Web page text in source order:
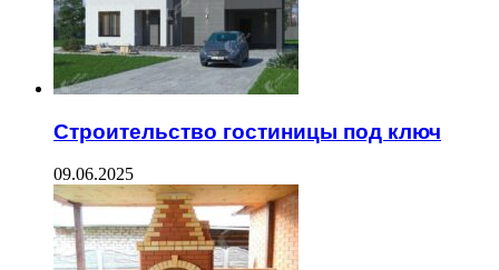
Строительство гостиницы под ключ
09.06.2025